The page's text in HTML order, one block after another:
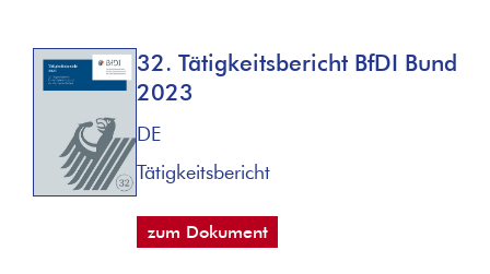
32. Tätigkeitsbericht BfDI Bund
2023
DE
Tätigkeitsbericht
zum Dokument